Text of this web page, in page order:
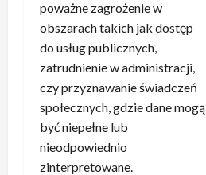
poważne zagrożenie w
obszarach takich jak dostęp
do usług publicznych,
zatrudnienie w administracji,
czy przyznawanie świadczeń
społecznych, gdzie dane mogą
być niepełne lub
nieodpowiednio
zinterpretowane.